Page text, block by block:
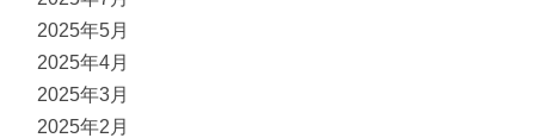
2025年5月
2025年4月
2025年3月
2025年2月